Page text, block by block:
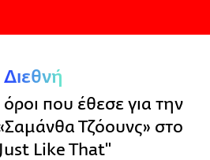
Διεθνή
που έθεσε για την
Τζόουνς» στο
Like That"